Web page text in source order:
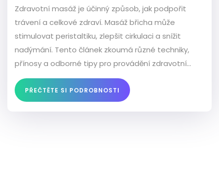
Zdravotní masáž je účinný způsob, jak podpořit
trávení a celkové zdraví. Masáž břicha může
stimulovat peristaltiku, zlepšit cirkulaci a snížit
nadýmání. Tento článek zkoumá různé techniky,
přínosy a odborné tipy pro provádění zdravotní
masáže na podporu trávení.
PŘEČTĚTE SI PODROBNOSTI